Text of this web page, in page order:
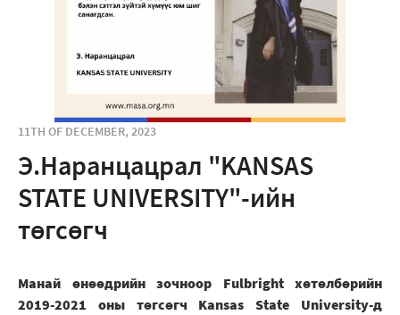
11TH OF DECEMBER, 2023
Э.Наранцацрал "KANSAS
STATE UNIVERSITY"-ийн
төгсөгч
Манай өнөөдрийн зочноор Fulbright хөтөлбөрийн
2019-2021 оны төгсөгч Kansas State University-д